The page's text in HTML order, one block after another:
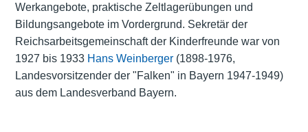
Werkangebote, praktische Zeltlagerübungen und
Bildungsangebote im Vordergrund. Sekretär der
Reichsarbeitsgemeinschaft der Kinderfreunde war von
1927 bis 1933 Hans Weinberger(1898-1976,
Landesvorsitzender der "Falken" in Bayern 1947-1949)
aus dem Landesverband Bayern.